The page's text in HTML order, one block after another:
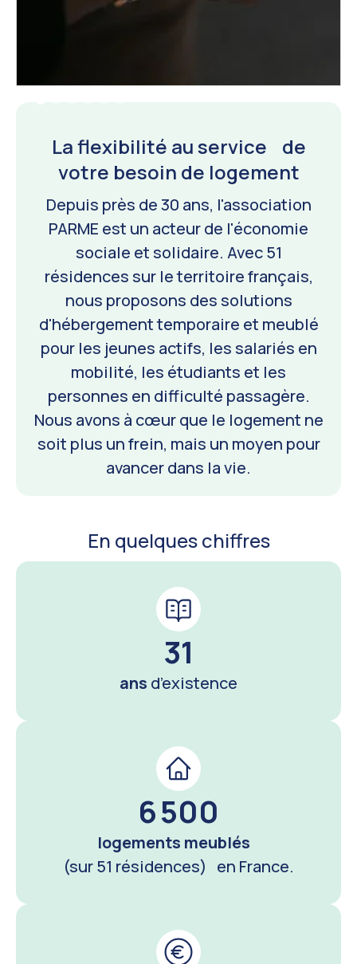
La flexibilité au service de
votre besoin de logement
Depuis près de 30 ans, l'association
PARME est un acteur de l'économie
sociale et solidaire. Avec 51
résidences sur le territoire français,
nous proposons des solutions
d'hébergement temporaire et meublé
pour les jeunes actifs, les salariés en
mobilité, les étudiants et les
personnes en difficulté passagère.
Nous avons à cœur que le logement ne
soit plus un frein, mais un moyen pour
avancer dans la vie.
En quelques chiffres
31
ans d’existence
6 500
logements meublés
(sur 51 résidences) en France.